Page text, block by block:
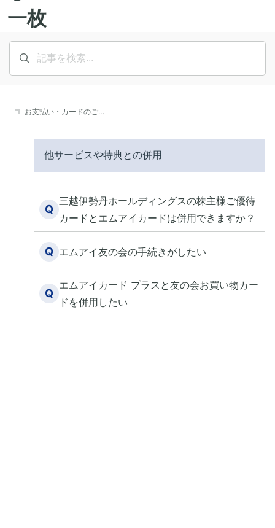
お支払い・カードのご…
他サービスや特典との併用
Q
三越伊勢丹ホールディングスの株主様ご優待
カードとエムアイカードは併用できますか？
Q エムアイ友の会の手続きがしたい
Q
エムアイカード プラスと友の会お買い物カー
ドを併用したい